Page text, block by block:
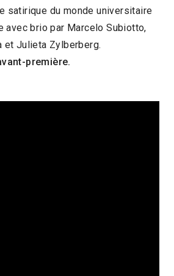
satirique du monde universitaire
avec brio par Marcelo Subiotto,
et Julieta Zylberberg.
première.